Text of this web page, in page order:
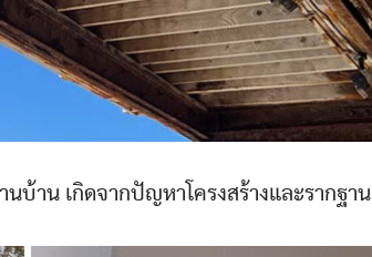
บ้าน เกิดจากปัญหาโครงสร้างและรากฐาน